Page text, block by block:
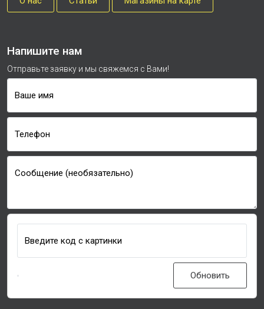
Напишите нам
Отправьте заявку и мы свяжемся с Вами!
Ваше имя
Телефон
Сообщение (необязательно)
Введите код с картинки
Обновить